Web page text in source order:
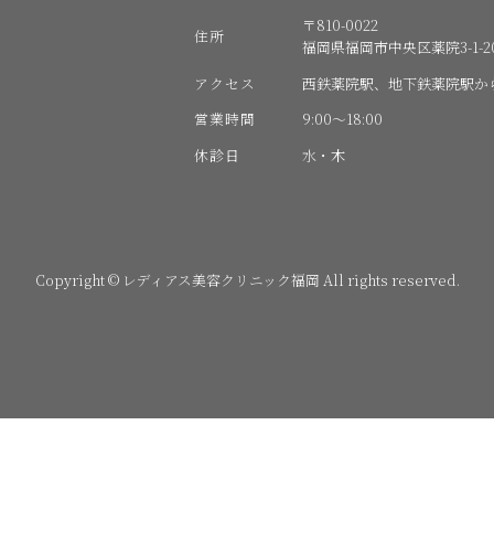
住所
〒810-0022
福岡県福岡市中央区薬院3-1-
アクセス
西鉄薬院駅、地下鉄薬院駅か
営業時間
9:00〜18:00
休診日
水・木
Copyright © レディアス美容クリニック福岡 All rights reserved.